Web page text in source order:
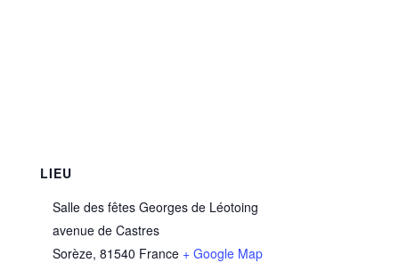
LIEU
Salle des fêtes Georges de Léotoing
avenue de Castres
Sorèze, 81540 France + Google Map